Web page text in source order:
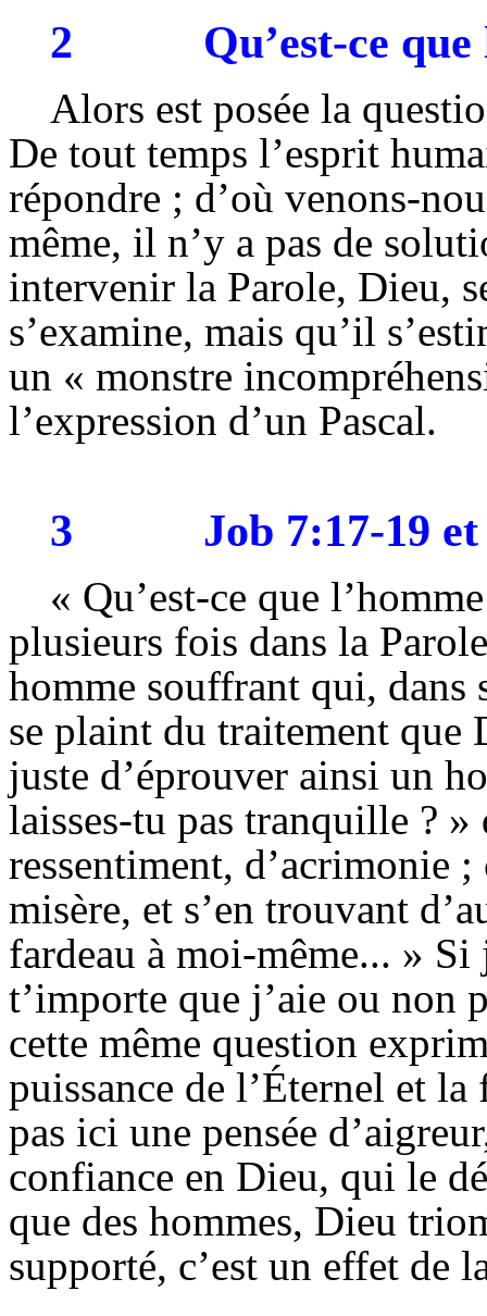
2 Qu’est-ce
Alors est posée la
De tout temps l’esprit
répondre ; d’où venons-
même, il n’y a pas de
intervenir la Parole, Dieu,
s’examine, mais qu’il
un « monstre
l’expression d’un Pascal.
3 Job 7:17-19
« Qu’est-ce que
plusieurs fois dans la
homme souffrant qui,
se plaint du traitement que
juste d’éprouver ainsi un
laisses-tu pas tranquille ?
ressentiment, d’acrimonie ;
misère, et s’en trouvant
fardeau à moi-même... »
t’importe que j’aie ou non
cette même question
puissance de l’Éternel et la
pas ici une pensée
confiance en Dieu, qui le
que des hommes, Dieu
supporté, c’est un effet de